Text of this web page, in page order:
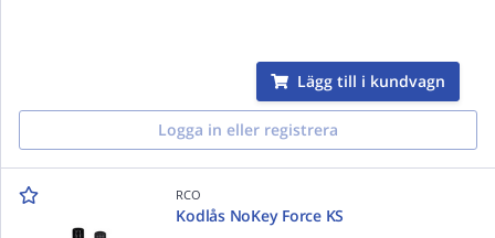
Lägg till i kundvagn
Logga in eller registrera
RCO
Kodlås NoKey Force KS